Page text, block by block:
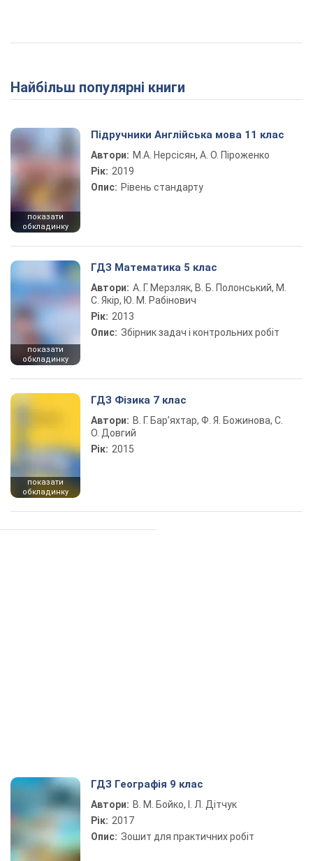
Найбільш популярні книги
показати
обкладинку
Підручники Англійська мова 11 клас
Автори: М.А. Нерсісян, А. О. Піроженко
Рік: 2019
Опис: Рівень стандарту
показати
обкладинку
ГДЗ Математика 5 клас
Автори: А. Г. Мерзляк, В. Б. Полонський, М.
С. Якір, Ю. М. Рабінович
Рік: 2013
Опис: Збірник задач і контрольних робіт
показати
обкладинку
ГДЗ Фізика 7 клас
Автори: В. Г. Бар’яхтар, Ф. Я. Божинова, С.
О. Довгий
Рік: 2015
ГДЗ Географія 9 клас
Автори: В. М. Бойко, І. Л. Дітчук
Рік: 2017
Опис: Зошит для практичних робіт